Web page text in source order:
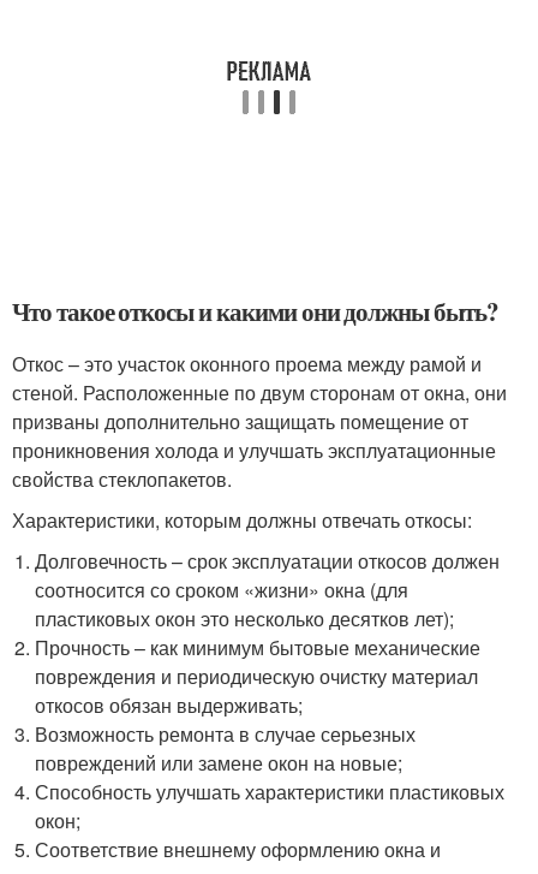
Что такое откосы и какими они должны быть?
Откос – это участок оконного проема между рамой и
стеной. Расположенные по двум сторонам от окна, они
призваны дополнительно защищать помещение от
проникновения холода и улучшать эксплуатационные
свойства стеклопакетов.
Характеристики, которым должны отвечать откосы:
Долговечность – срок эксплуатации откосов должен
соотносится со сроком «жизни» окна (для
пластиковых окон это несколько десятков лет);
Прочность – как минимум бытовые механические
повреждения и периодическую очистку материал
откосов обязан выдерживать;
Возможность ремонта в случае серьезных
повреждений или замене окон на новые;
Способность улучшать характеристики пластиковых
окон;
Соответствие внешнему оформлению окна и